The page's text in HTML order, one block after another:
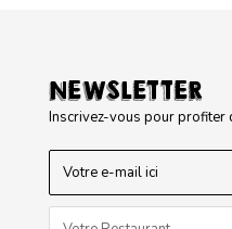
NEWSLETTER
Inscrivez-vous pour profiter